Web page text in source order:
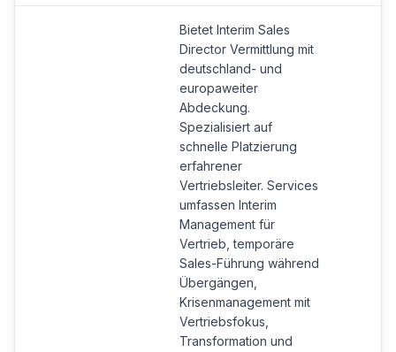
Bietet Interim Sales
Director Vermittlung mit
deutschland- und
europaweiter
Abdeckung.
Spezialisiert auf
schnelle Platzierung
erfahrener
Vertriebsleiter. Services
umfassen Interim
Management für
Vertrieb, temporäre
Sales-Führung während
Übergängen,
Krisenmanagement mit
Vertriebsfokus,
Transformation und